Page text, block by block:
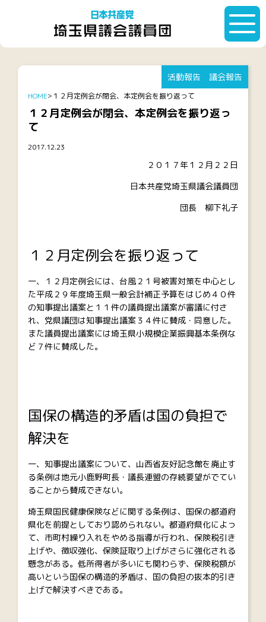
HOME １２月定例会が閉会、本定例会を振り返って
１２月定例会が閉会、本定例会を振り返っ
て
2017.12.23
活動報告 議会報告
２０１７年１２月２２日
日本共産党埼玉県議会議員団
団長 柳下礼子
１２月定例会を振り返って
一、１２月定例会には、台風２１号被害対策を中心とし
た平成２９年度埼玉県一般会計補正予算をはじめ４０件
の知事提出議案と１１件の議員提出議案が審議に付さ
れ、党県議団は知事提出議案３４件に賛成・同意した。
また議員提出議案には埼玉県小規模企業振興基本条例な
ど７件に賛成した。
国保の構造的矛盾は国の負担で
解決を
一、知事提出議案について、山西省友好記念館を廃止す
る条例は地元小鹿野町長・議長連盟の存続要望がでてい
ることから賛成できない。
埼玉県国民健康保険などに関する条例は、国保の都道府
県化を前提としており認められない。都道府県化によっ
て、市町村繰り入れをやめる指導が行われ、保険税引き
上げや、徴収強化、保険証取り上げがさらに強化される
懸念がある。低所得者が多いにも関わらず、保険税額が
高いという国保の構造的矛盾は、国の負担の抜本的引き
上げで解決すべきである。